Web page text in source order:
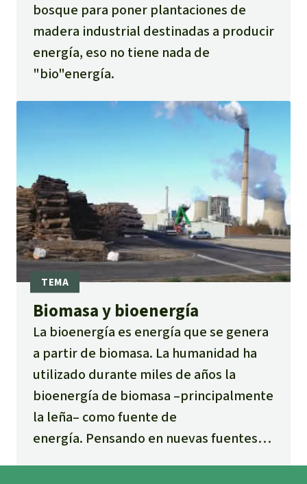
bosque para poner plantaciones de
madera industrial destinadas a producir
energía, eso no tiene nada de
"bio"energía.
Biomasa y bioenergía
La bioenergía es energía que se genera
a partir de biomasa. La humanidad ha
utilizado durante miles de años la
bioenergía de biomasa –principalmente
la leña– como fuente de
energía. Pensando en nuevas fuentes